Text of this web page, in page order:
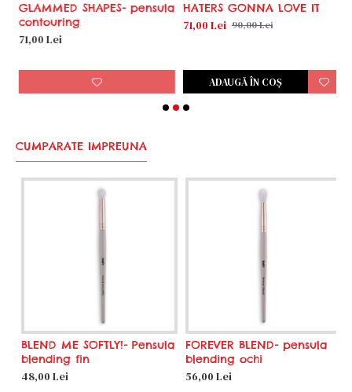
GLAMMED SHAPES- pensula
contouring
71,00 Lei
HATERS GONNA LOVE IT
71,00 Lei 90,00 Lei
ADAUGĂ ÎN COŞ
CUMPARATE IMPREUNA
BLEND ME SOFTLY!- Pensula
blending fin
48,00 Lei
FOREVER BLEND- pensula
blending ochi
56,00 Lei